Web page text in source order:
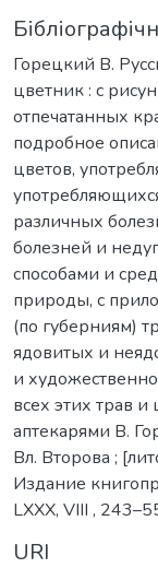
Горецкий В.
цветник : с
отпечатанных
подробное
цветов,
различных
болезней и
способами и
природы, с
(по губерниям)
ядовитых и
и
всех этих трав и
аптекарями В.
Вл. Второва ;
Издание
LXXX, VIII ,
URI